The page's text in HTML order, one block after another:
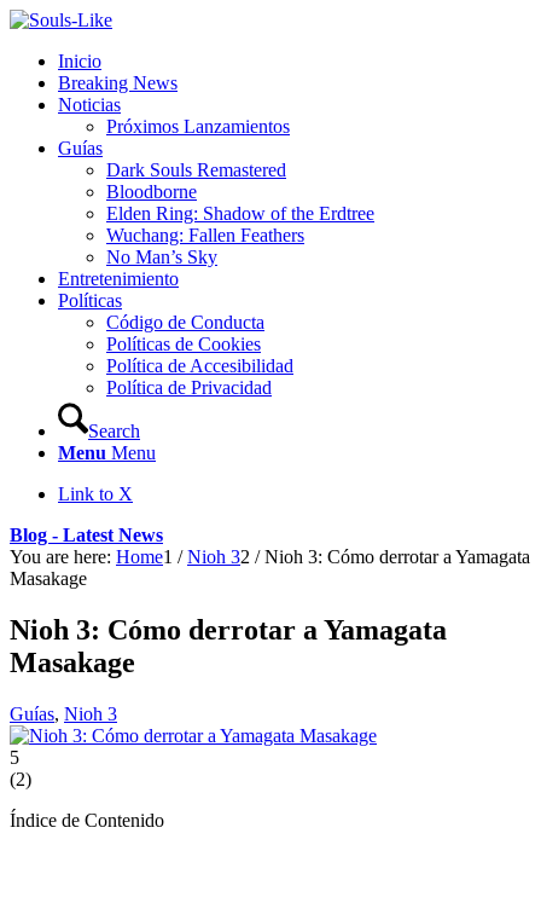
Inicio
Breaking News
Noticias
Próximos Lanzamientos
Guías
Dark Souls Remastered
Bloodborne
Elden Ring: Shadow of the Erdtree
Wuchang: Fallen Feathers
No Man’s Sky
Entretenimiento
Políticas
Código de Conducta
Políticas de Cookies
Política de Accesibilidad
Política de Privacidad
Search
Menu Menu
Link to X
Blog - Latest News
You are here: Home1 / Nioh 32 / Nioh 3: Cómo derrotar a Yamagata
Masakage
Nioh 3: Cómo derrotar a Yamagata
Masakage
Guías, Nioh 3
5
(2)
Índice de Contenido